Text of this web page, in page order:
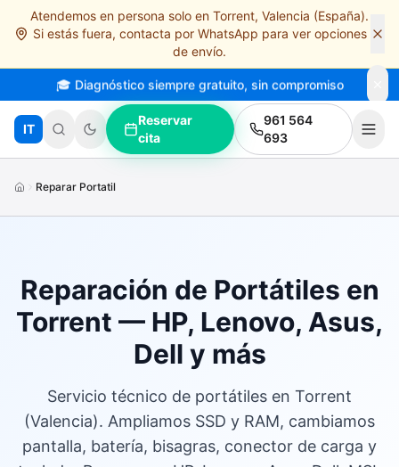
Saltar al contenido principal
Atendemos en persona solo en Torrent, Valencia (España).
Si estás fuera, contacta por WhatsApp para ver opciones
de envío.
🎓 Diagnóstico siempre gratuito, sin compromiso
IT
Reservar
cita
961 564
693
Reparar Portatil
Reparación de Portátiles en
Torrent — HP, Lenovo, Asus,
Dell y más
Servicio técnico de portátiles en Torrent
(Valencia). Ampliamos SSD y RAM, cambiamos
pantalla, batería, bisagras, conector de carga y